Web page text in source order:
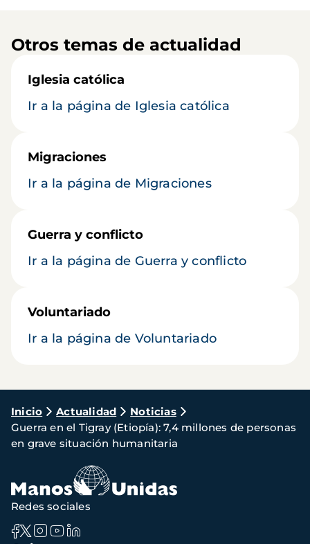
Otros temas de actualidad
Iglesia católica
Ir a la página de Iglesia católica
Migraciones
Ir a la página de Migraciones
Guerra y conflicto
Ir a la página de Guerra y conflicto
Voluntariado
Ir a la página de Voluntariado
Ruta
de
navegación
Inicio Actualidad
Noticias
Guerra en el Tigray (Etiopía): 7,4 millones de personas
en grave situación humanitaria
Redes sociales